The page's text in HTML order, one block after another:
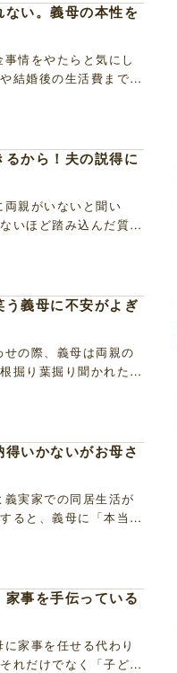
ない。義母の本性を
情をやたらと気にし
結婚後の生活費まで根
るから！夫の説得に
両親がいないと聞い
いほど踏み込んだ質問
う義母に不安がよぎ
の際、義母は両親の
掘り葉掘り聞かれたり
いかないがお母さ
実家での同居生活が
ると、義母に「本当の
家事を手伝っている
家事を任せる代わり
れだけでなく「子ども